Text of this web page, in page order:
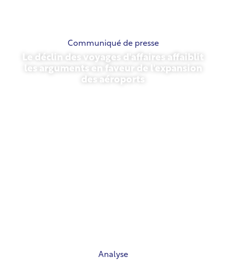
Communiqué de presse
Le déclin des voyages d'affaires affaiblit
les arguments en faveur de l'expansion
des aéroports
Analyse